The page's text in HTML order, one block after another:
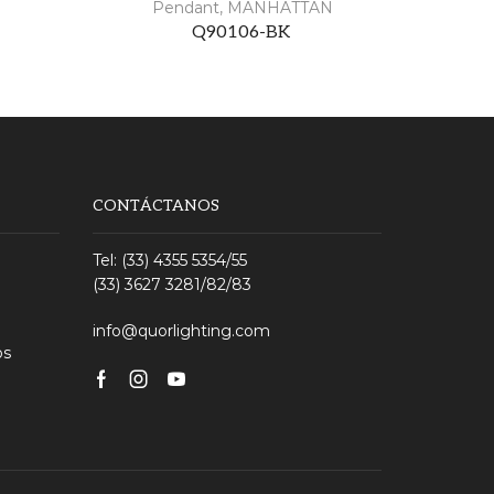
Pendant, MANHATTAN
Q90106-BK
CONTÁCTANOS
Tel: (33) 4355 5354/55
(33) 3627 3281/82/83
info@quorlighting.com
Facebook
Instagram
Youtube